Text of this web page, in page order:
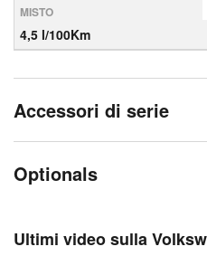
MISTO
4,5 l/100Km
Accessori di serie
Optionals
Ultimi video sulla